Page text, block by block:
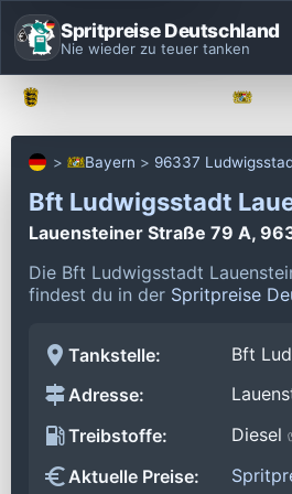
Spritpreise Deutschland
Nie wieder zu teuer tanken
Bayern 96337
Bft Ludwigsstadt
Lauensteiner Straße 79 A,
Die Bft Ludwigsstadt
findest du in der Spritpreise
Tankstelle:
Bft
Adresse:
Treibstoffe:
Diesel
Aktuelle Preise: